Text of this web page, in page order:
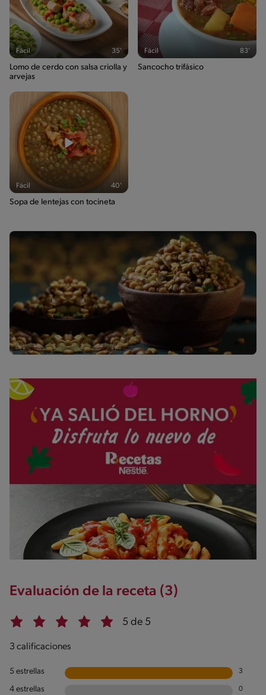
1.6g / %
Fácil 35'
Lomo de cerdo con salsa criolla y
arvejas
Fácil 83'
Sancocho trifásico
Fácil 40'
Sopa de lentejas con tocineta
Evaluación de la receta (3)
5 de 5
3 calificaciones
5 estrellas 3
4 estrellas 0